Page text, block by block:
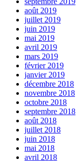
août 2019
juillet 2019
juin 2019
mai 2019
avril 2019
mars 2019
février 2019
janvier 2019
décembre 2018
novembre 2018
octobre 2018
septembre 2018
août 2018
juillet 2018
juin 2018
mai 2018
avril 2018